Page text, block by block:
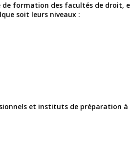
formation des facultés de droit,
soit leurs niveaux :
et instituts de préparation